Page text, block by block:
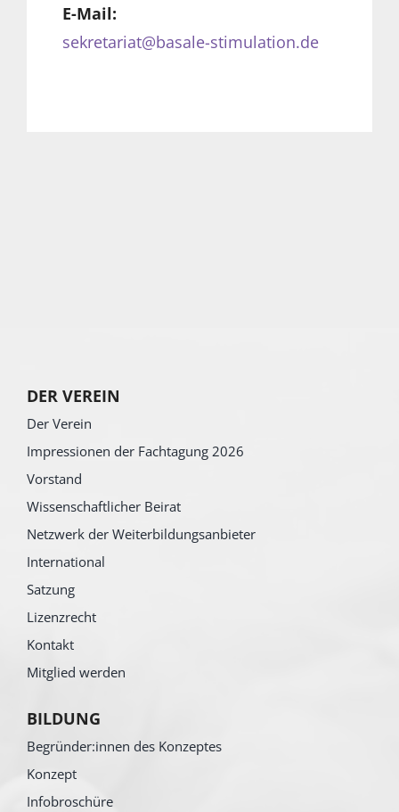
E-Mail:
sekretariat@basale-stimulation.de
DER VEREIN
Der Verein
Impressionen der Fachtagung 2026
Vorstand
Wissenschaftlicher Beirat
Netzwerk der Weiterbildungsanbieter
International
Satzung
Lizenzrecht
Kontakt
Mitglied werden
BILDUNG
Begründer:innen des Konzeptes
Konzept
Infobroschüre